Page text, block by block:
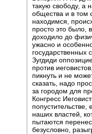
такую свободу, а
общества и в том
находимся,
просто это было,
доходило до
ужасно и
государственных
Зугдиди
против
пикнуть и не
сказать, надо
за городом для
Конгресс
наших властей,
пытаются
безусловно,